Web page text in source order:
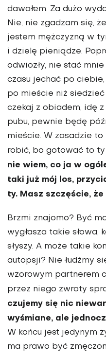
dawałem. Za dużo
Nie, nie zgadzam się,
jestem mężczyzną w
i dzielę pieniądze.
odwiozły, nie stać
czasu jechać po
po mieście niż siedzieć
czekaj z obiadem, idę
pubu, pewnie będę
mieście. W zasadzie
robić, bo gotować to ty
nie wiem, co ja w
taki już mój los,
ty. Masz szczęście, że
Brzmi znajomo? Być
wygłasza takie słowa,
słyszy. A może takie
autopsji? Nie łudźmy
wzorowym partnerem
przez niego zwroty
czujemy się nic
wyśmiane, ale
W końcu jest jedynym
ma prawo być